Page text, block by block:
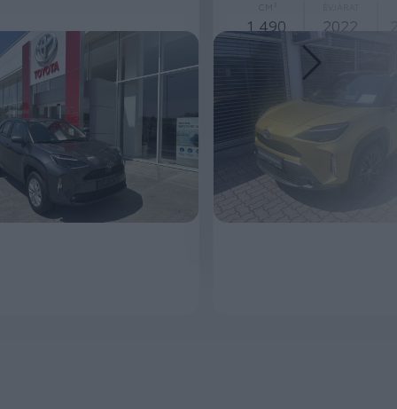
MEGNÉZEM
1 490 2022
11 790 000 Ft
MEGNÉZEM